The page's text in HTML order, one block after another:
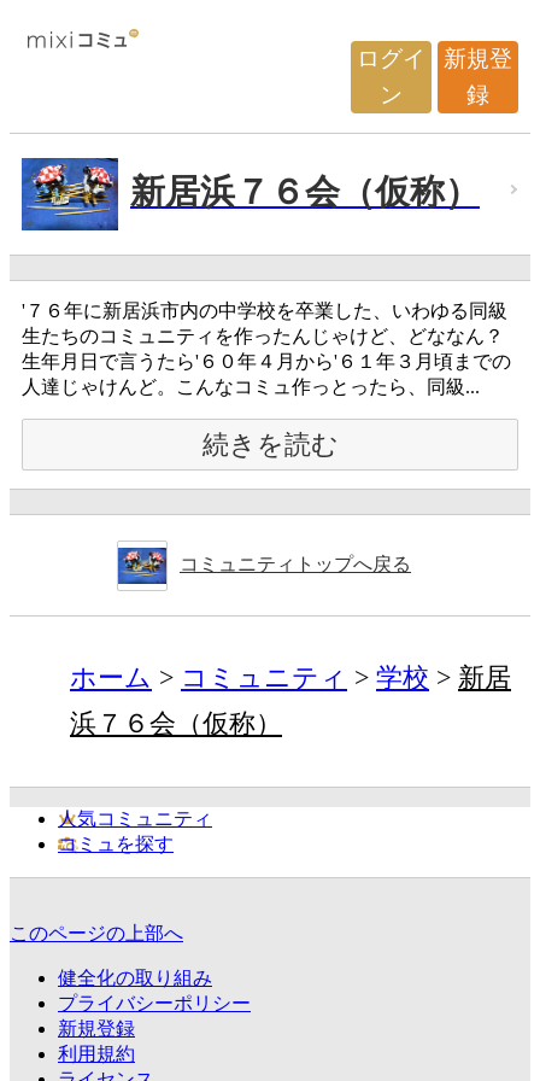
ログイ
ン
新規登
録
新居浜７６会（仮称）
'７６年に新居浜市内の中学校を卒業した、いわゆる同級
生たちのコミュニティを作ったんじゃけど、どななん？
生年月日で言うたら'６０年４月から'６１年３月頃までの
人達じゃけんど。こんなコミュ作っとったら、同級...
続きを読む
コミュニティトップへ戻る
ホーム コミュニティ 学校
新居
浜７６会（仮称）
人気コミュニティ
コミュを探す
このページの上部へ
健全化の取り組み
プライバシーポリシー
新規登録
利用規約